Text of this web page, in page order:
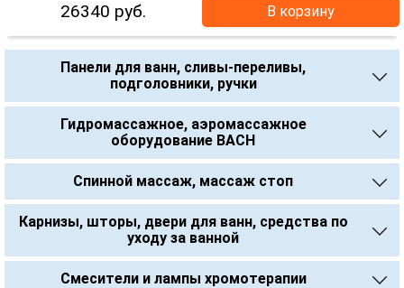
26340 руб. В корзину
Панели для ванн, сливы-переливы,
подголовники, ручки
Гидромассажное, аэромассажное
оборудование BACH
Спинной массаж, массаж стоп
Карнизы, шторы, двери для ванн, средства по
уходу за ванной
Смесители и лампы хромотерапии